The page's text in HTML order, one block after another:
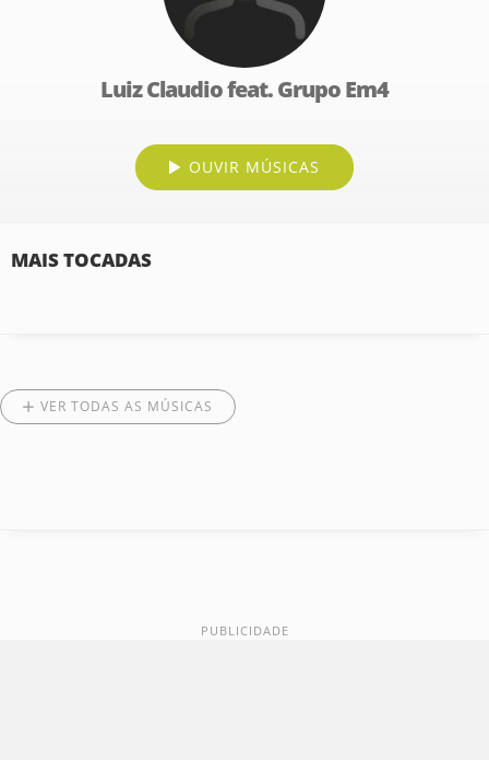
Luiz Claudio feat. Grupo Em4
OUVIR MÚSICAS
MAIS TOCADAS
VER TODAS AS MÚSICAS